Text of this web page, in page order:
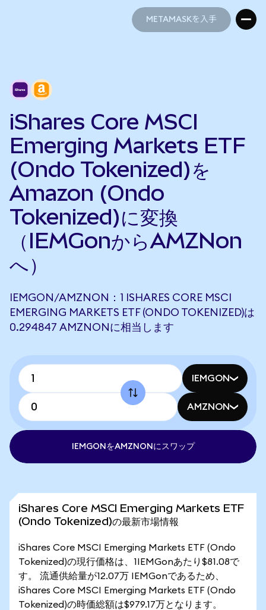
METAMASKを入手
iShares Core MSCI
Emerging Markets ETF
(Ondo Tokenized)を
Amazon (Ondo
Tokenized)に変換
（IEMGonからAMZNon
へ）
IEMGON/AMZNON：1 ISHARES CORE MSCI
EMERGING MARKETS ETF (ONDO TOKENIZED)は
0.294847 AMZNONに相当します
IEMGON
AMZNON
IEMGONをAMZNONにスワップ
iShares Core MSCI Emerging Markets ETF
(Ondo Tokenized)の最新市場情報
iShares Core MSCI Emerging Markets ETF (Ondo
Tokenized)の現行価格は、1IEMGonあたり$81.08で
す。 流通供給量が12.07万 IEMGonであるため、
iShares Core MSCI Emerging Markets ETF (Ondo
Tokenized)の時価総額は$979.17万となります。